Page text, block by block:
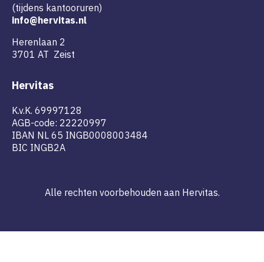
(tijdens kantooruren)
info@hervitas.nl
Herenlaan 2
3701 AT Zeist
Hervitas
K.v.K. 69997128
AGB-code: 22220997
IBAN NL 65 INGB0008003484
BIC INGB2A
Alle rechten voorbehouden aan Hervitas.